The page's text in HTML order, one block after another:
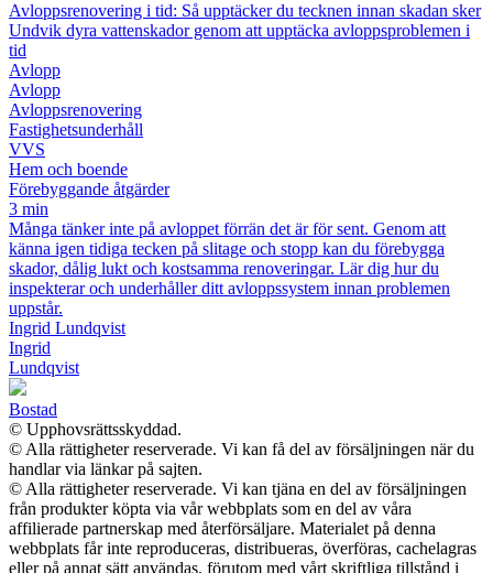
Avloppsrenovering i tid: Så upptäcker du tecknen innan skadan sker
Undvik dyra vattenskador genom att upptäcka avloppsproblemen i
tid
Avlopp
Avlopp
Avloppsrenovering
Fastighetsunderhåll
VVS
Hem och boende
Förebyggande åtgärder
3 min
Många tänker inte på avloppet förrän det är för sent. Genom att
känna igen tidiga tecken på slitage och stopp kan du förebygga
skador, dålig lukt och kostsamma renoveringar. Lär dig hur du
inspekterar och underhåller ditt avloppssystem innan problemen
uppstår.
Ingrid Lundqvist
Ingrid
Lundqvist
Bostad
© Upphovsrättsskyddad.
© Alla rättigheter reserverade. Vi kan få del av försäljningen när du
handlar via länkar på sajten.
© Alla rättigheter reserverade. Vi kan tjäna en del av försäljningen
från produkter köpta via vår webbplats som en del av våra
affilierade partnerskap med återförsäljare. Materialet på denna
webbplats får inte reproduceras, distribueras, överföras, cachelagras
eller på annat sätt användas, förutom med vårt skriftliga tillstånd i